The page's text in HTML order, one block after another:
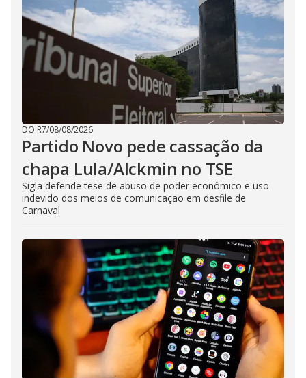
DO R7/08/08/2026
Partido Novo pede cassação da
chapa Lula/Alckmin no TSE
Sigla defende tese de abuso de poder econômico e uso
indevido dos meios de comunicação em desfile de
Carnaval